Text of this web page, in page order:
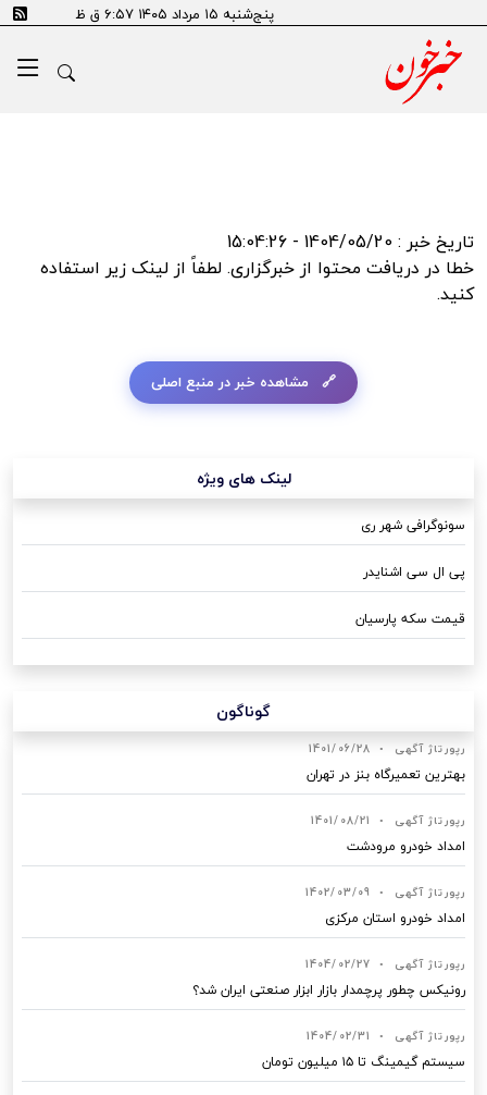
پنج‌شنبه ۱۵ مرداد ۱۴۰۵ ۶:۵۷ ق ظ
error:SSL certificate problem: self signed certificate in
certificate chain
تاریخ خبر : 1404/05/20 - 15:04:26
خطا در دریافت محتوا از خبرگزاری. لطفاً از لینک زیر استفاده
کنید.
مشاهده خبر در منبع اصلی
لینک های ویژه
سونوگرافی شهر ری
پی ال سی اشنایدر
قیمت سکه پارسیان
گوناگون
رپورتاژ آگهی •
1401/06/28
بهترین تعمیرگاه بنز در تهران
رپورتاژ آگهی •
1401/08/21
امداد خودرو مرودشت
رپورتاژ آگهی •
1402/03/09
امداد خودرو استان مرکزی
رپورتاژ آگهی •
1404/02/27
رونیکس چطور پرچمدار بازار ابزار صنعتی ایران شد؟
رپورتاژ آگهی •
1404/02/31
سیستم گیمینگ تا ۱۵ میلیون تومان